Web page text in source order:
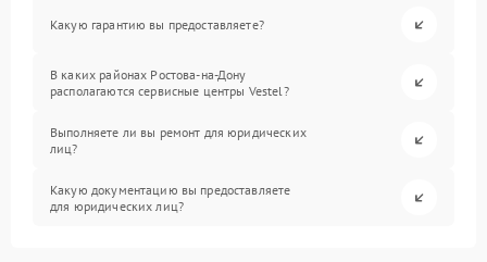
Какую гарантию вы предоставляете?
В каких районах Ростова-на-Дону
располагаются сервисные центры Vestel?
Выполняете ли вы ремонт для юридических
лиц?
Какую документацию вы предоставляете
для юридических лиц?